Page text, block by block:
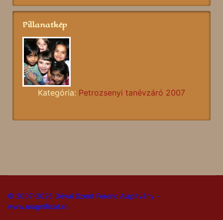
Pillanatkép
Kategória: Petrozsenyi tanévzáró 2007
© 2007-2026 Dévai Szent Ferenc Alapítvány -
www.magnificat.ro